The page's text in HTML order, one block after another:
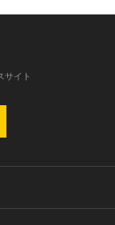
サイト